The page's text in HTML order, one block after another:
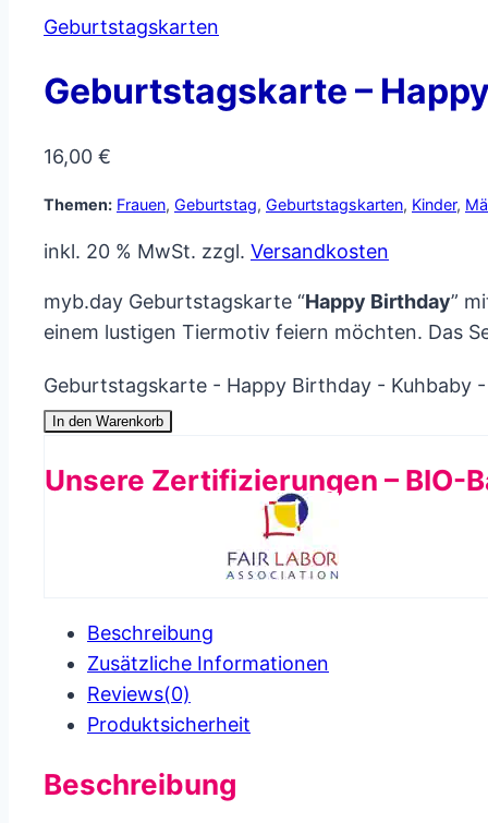
Geburtstagskarten
Geburtstagskarte –
16,00 €
Themen: Frauen, Geburtstag, Geburtstagskarten, Kinder,
inkl. 20 % MwSt. zzgl. Versandkosten
myb.day Geburtstagskarte “Happy Birthday”
einem lustigen Tiermotiv feiern möchten. Das
Geburtstagskarte - Happy Birthday - Kuhbaby
In den Warenkorb
Unsere Zertifizierungen – BIO-
Beschreibung
Zusätzliche Informationen
Reviews(0)
Produkt­sicherheit
Beschreibung